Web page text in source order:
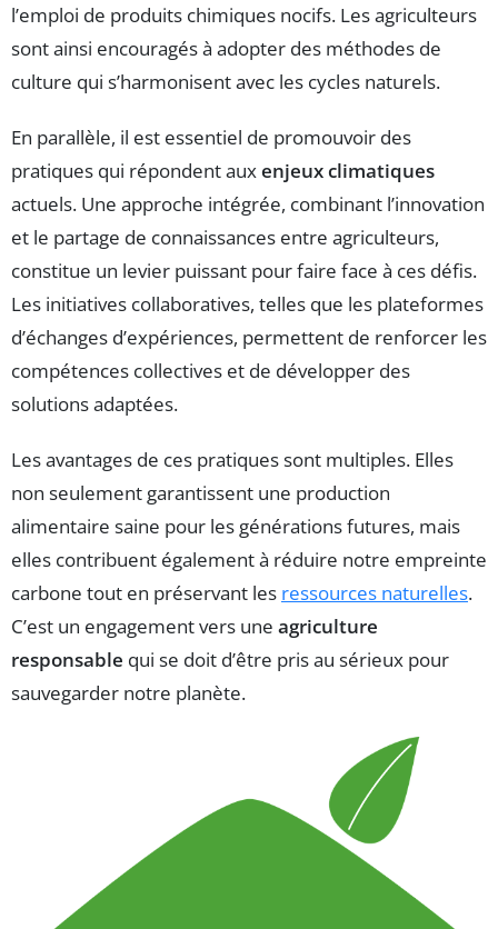
l’emploi de produits chimiques nocifs. Les agriculteurs
sont ainsi encouragés à adopter des méthodes de
culture qui s’harmonisent avec les cycles naturels.
En parallèle, il est essentiel de promouvoir des
pratiques qui répondent auxenjeux climatiques
actuels. Une approche intégrée, combinant l’innovation
et le partage de connaissances entre agriculteurs,
constitue un levier puissant pour faire face à ces défis.
Les initiatives collaboratives, telles que les plateformes
d’échanges d’expériences, permettent de renforcer les
compétences collectives et de développer des
solutions adaptées.
Les avantages de ces pratiques sont multiples. Elles
non seulement garantissent une production
alimentaire saine pour les générations futures, mais
elles contribuent également à réduire notre empreinte
carbone tout en préservant les ressources naturelles.
C’est un engagement vers une agriculture
responsable qui se doit d’être pris au sérieux pour
sauvegarder notre planète.